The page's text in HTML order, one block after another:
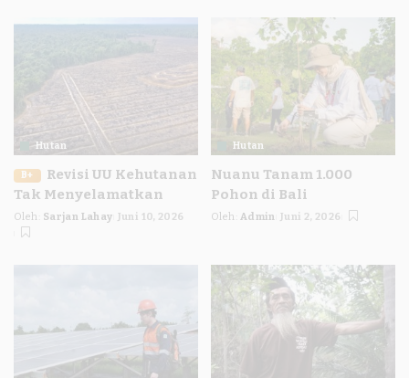
Hutan
B+
Revisi UU Kehutanan
Tak Menyelamatkan
Posted
by
Oleh: Sarjan Lahay Juni 10, 2026
Hutan
Nuanu Tanam 1.000
Pohon di Bali
Posted
Oleh: Admin Juni 2, 2026